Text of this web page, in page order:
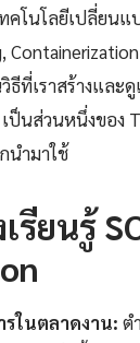
คโนโลยีเปลี่ยนแ
ธีที่เราสร้างแล
เป็นส่วนหนึ่งของ
นำมาใช้
รียนรู้
รในตลาดงาน: ต